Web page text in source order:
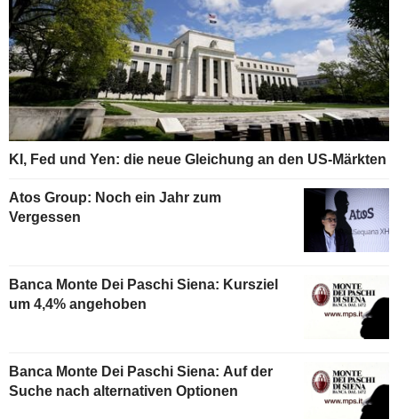
KI, Fed und Yen: die neue Gleichung an den US-Märkten
Atos Group: Noch ein Jahr zum
Vergessen
Banca Monte Dei Paschi Siena: Kursziel
um 4,4% angehoben
Banca Monte Dei Paschi Siena: Auf der
Suche nach alternativen Optionen